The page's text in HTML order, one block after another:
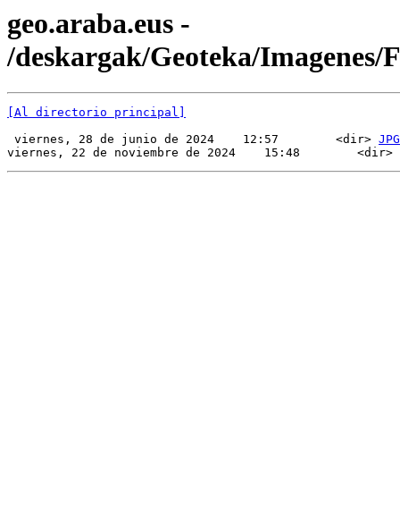
geo.araba.eus -
/deskargak/Geoteka/Imagenes/
[Al directorio principal]
viernes, 28 de junio de 2024    12:57        <dir> JPG
viernes, 22 de noviembre de 2024    15:48        <dir>